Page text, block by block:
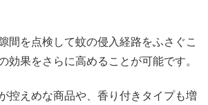
間を点検して蚊の侵入経路をふさぐこ
効果をさらに高めることが可能です。
控えめな商品や、香り付きタイプも増